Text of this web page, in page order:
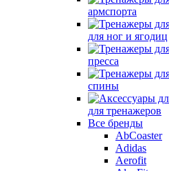
армспорта
для ног и ягодиц
пресса
спины
для тренажеров
Все бренды
AbCoaster
Adidas
Aerofit